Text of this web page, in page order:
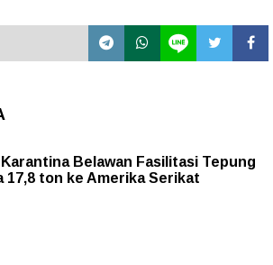
Karantina Belawan Fasilitasi Tepung
17,8 ton ke Amerika Serikat